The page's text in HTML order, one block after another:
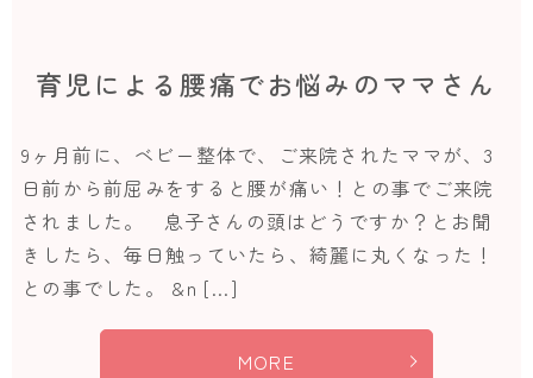
育児による腰痛でお悩みのママさん
9ヶ月前に、ベビー整体で、ご来院されたママが、3
日前から前屈みをすると腰が痛い！との事でご来院
されました。 息子さんの頭はどうですか？とお聞
きしたら、毎日触っていたら、綺麗に丸くなった！
との事でした。 &n […]
MORE